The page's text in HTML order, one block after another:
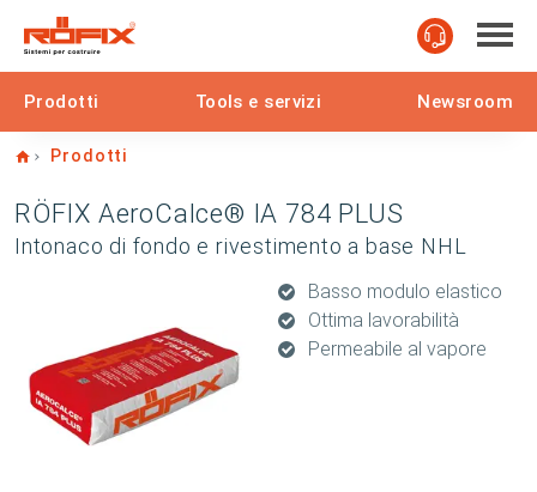
Prodotti Tools e servizi Newsroom
Home
Prodotti
RÖFIX AeroCalce® IA 784 PLUS
Intonaco di fondo e rivestimento a base NHL
Basso modulo elastico
Ottima lavorabilità
Permeabile al vapore